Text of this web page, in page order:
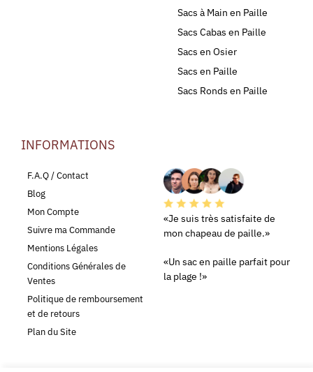
Sacs à Main en Paille
Sacs Cabas en Paille
Sacs en Osier
Sacs en Paille
Sacs Ronds en Paille
INFORMATIONS
F.A.Q / Contact
Blog
Mon Compte
Suivre ma Commande
Mentions Légales
Conditions Générales de
Ventes
Politique de remboursement
et de retours
Plan du Site
«Je suis très satisfaite de
mon chapeau de paille.»
«Un sac en paille parfait pour
la plage !»